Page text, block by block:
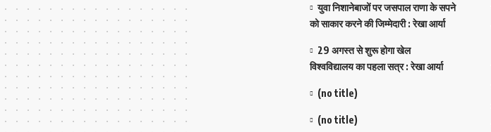
युवा निशानेबाजों पर जसपाल राणा के सपने
को साकार करने की जिम्मेदारी : रेखा आर्या
29 अगस्त से शुरू होगा खेल
विश्वविद्यालय का पहला सत्र : रेखा आर्या
(no title)
(no title)